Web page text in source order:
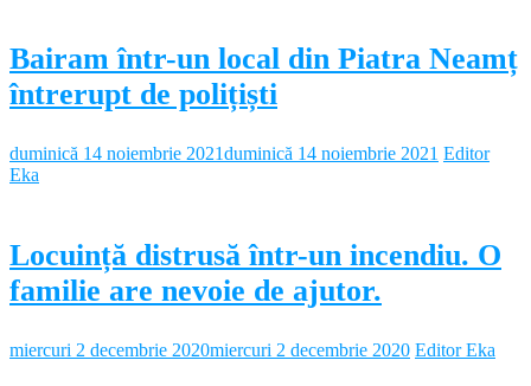
Bairam într-un local din Piatra Neamț
întrerupt de polițiști
duminică 14 noiembrie 2021duminică 14 noiembrie 2021 Editor
Eka
Locuință distrusă într-un incendiu. O
familie are nevoie de ajutor.
miercuri 2 decembrie 2020miercuri 2 decembrie 2020 Editor Eka